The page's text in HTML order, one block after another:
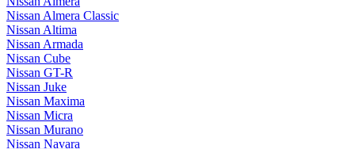
Nissan Almera Classic
Nissan Altima
Nissan Armada
Nissan Cube
Nissan GT-R
Nissan Juke
Nissan Maxima
Nissan Micra
Nissan Murano
Nissan Navara